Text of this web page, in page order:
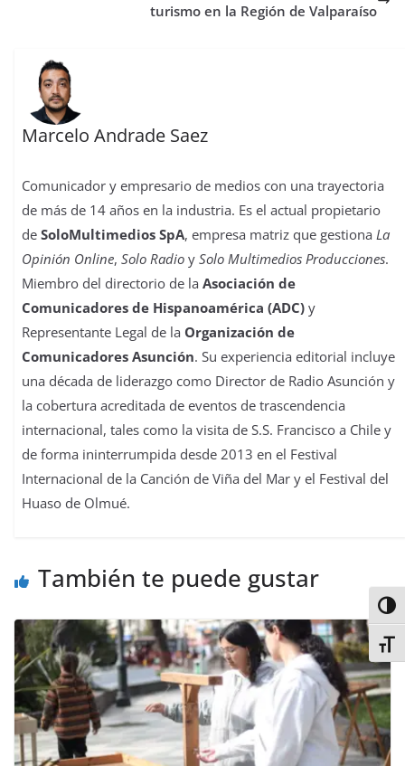
turismo en la Región de Valparaíso
Marcelo Andrade Saez
Comunicador y empresario de medios con una trayectoria
de más de 14 años en la industria. Es el actual propietario
deSoloMultimedios SpA, empresa matriz que gestiona La
Opinión Online,Solo Radio ySolo Multimedios Producciones.
Miembro del directorio de laAsociación de
Comunicadores de Hispanoamérica (ADC) y
Representante Legal de la Organización de
Comunicadores Asunción. Su experiencia editorial incluye
una década de liderazgo como Director de Radio Asunción y
la cobertura acreditada de eventos de trascendencia
internacional, tales como la visita de S.S. Francisco a Chile y
de forma ininterrumpida desde 2013 en el Festival
Internacional de la Canción de Viña del Mar y el Festival del
Huaso de Olmué.
También te puede gustar